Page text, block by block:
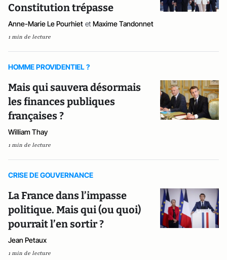
Constitution trépasse
Anne-Marie Le Pourhiet et Maxime Tandonnet
1 min de lecture
HOMME PROVIDENTIEL ?
Mais qui sauvera désormais
les finances publiques
françaises ?
William Thay
1 min de lecture
CRISE DE GOUVERNANCE
La France dans l’impasse
politique. Mais qui (ou quoi)
pourrait l’en sortir ?
Jean Petaux
1 min de lecture